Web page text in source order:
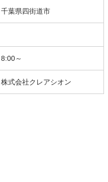
千葉県四街道市
8:00～
株式会社クレアシオン